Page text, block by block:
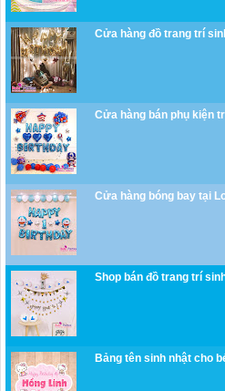
Cửa hàng đồ trang trí
Cửa hàng bán phụ kiện
Cửa hàng bóng bay tại
Shop bán đồ trang trí
Bảng tên sinh nhật cho